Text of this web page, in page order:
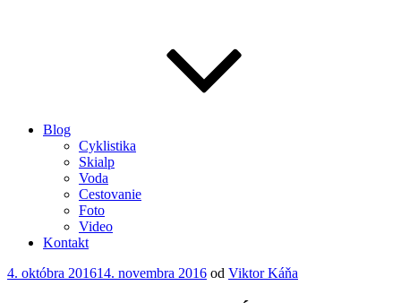
Blog
Cyklistika
Skialp
Voda
Cestovanie
Foto
Video
Kontakt
Publikované
4. októbra 201614. novembra 2016 od Viktor Káňa